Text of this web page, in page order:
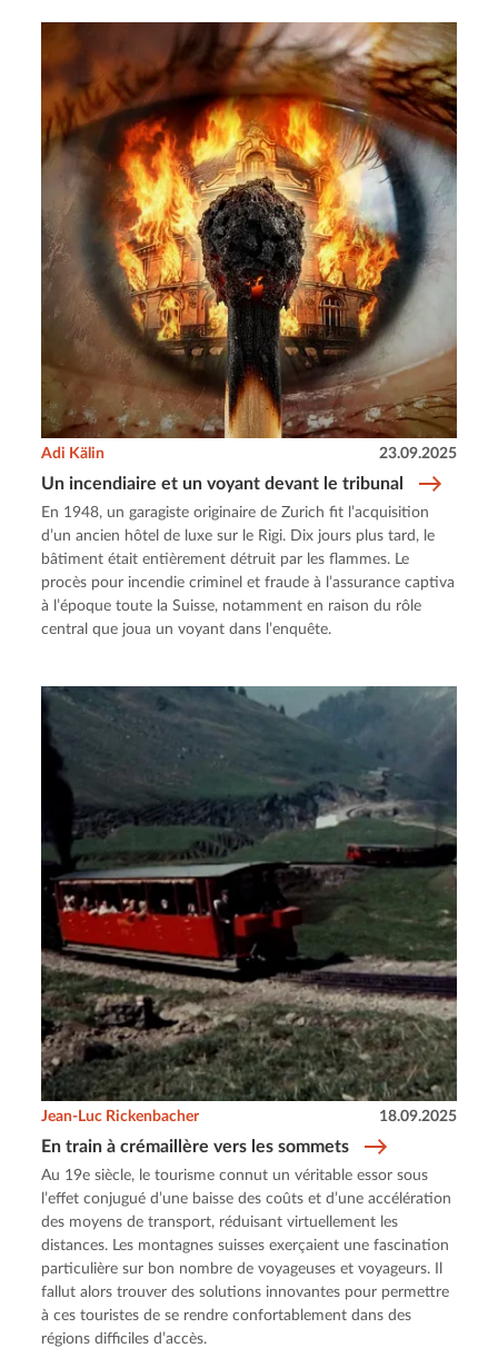
Un incendiaire et un voyant devant le tribunal
Adi Kälin 23.09.2025
En 1948, un garagiste originaire de Zurich fit l’acquisition
d’un ancien hôtel de luxe sur le Rigi. Dix jours plus tard, le
bâtiment était entièrement détruit par les flammes. Le
procès pour incendie criminel et fraude à l’assurance captiva
à l’époque toute la Suisse, notamment en raison du rôle
central que joua un voyant dans l’enquête.
En train à crémaillère vers les sommets
Jean-Luc Rickenbacher 18.09.2025
Au 19e siècle, le tourisme connut un véritable essor sous
l’effet conjugué d’une baisse des coûts et d’une accélération
des moyens de transport, réduisant virtuellement les
distances. Les montagnes suisses exerçaient une fascination
particulière sur bon nombre de voyageuses et voyageurs. Il
fallut alors trouver des solutions innovantes pour permettre
à ces touristes de se rendre confortablement dans des
régions difficiles d’accès.